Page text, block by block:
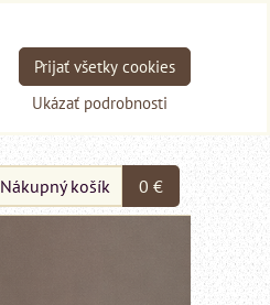
Nákupný košík 0 €
Ukázať podrobnosti
Prijať všetky cookies